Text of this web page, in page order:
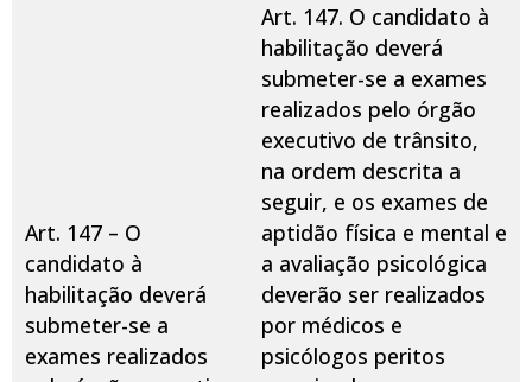
Art. 147 – O
candidato à
habilitação deverá
submeter-se a
exames realizados
Art. 147. O candidato à
habilitação deverá
submeter-se a exames
realizados pelo órgão
executivo de trânsito,
na ordem descrita a
seguir, e os exames de
aptidão física e mental e
a avaliação psicológica
deverão ser realizados
por médicos e
psicólogos peritos